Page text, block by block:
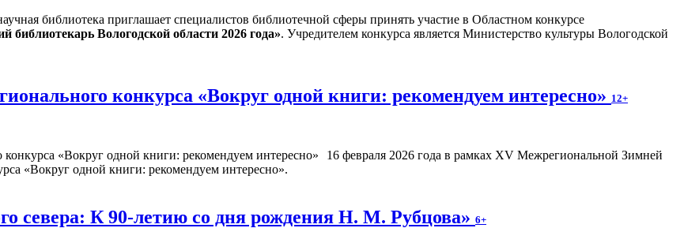
библиотека приглашает специалистов библиотечной сферы принять участие в Областном конкурсе
библиотекарь Вологодской области 2026 года». Учредителем конкурса является Министерство культуры Вологодской
конкурса «Вокруг одной книги: рекомендуем интересно» 12+
16 февраля 2026 года в рамках XV Межрегиональной Зимней
«Вокруг одной книги: рекомендуем интересно».
севера: К 90-летию со дня рождения Н. М. Рубцова» 6+